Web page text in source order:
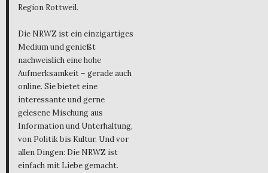
Region Rottweil.
Die NRWZ ist ein einzigartiges
Medium und genießt
nachweislich eine hohe
Aufmerksamkeit – gerade auch
online. Sie bietet eine
interessante und gerne
gelesene Mischung aus
Information und Unterhaltung,
von Politik bis Kultur. Und vor
allen Dingen: Die NRWZ ist
einfach mit Liebe gemacht.